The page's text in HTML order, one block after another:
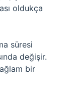
oldukça
süresi
değişir.
bir